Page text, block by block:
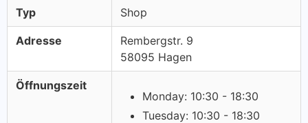
Typ Shop
Adresse
Rembergstr. 9
58095 Hagen
Öffnungszeit
Monday: 10:30 - 18:30
Tuesday: 10:30 - 18:30